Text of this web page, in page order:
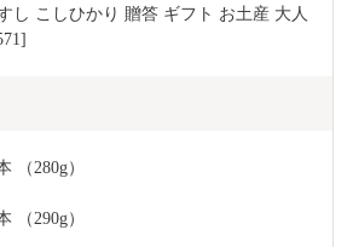
し こしひかり 贈答 ギフト お土産 大人
（280g）
（290g）